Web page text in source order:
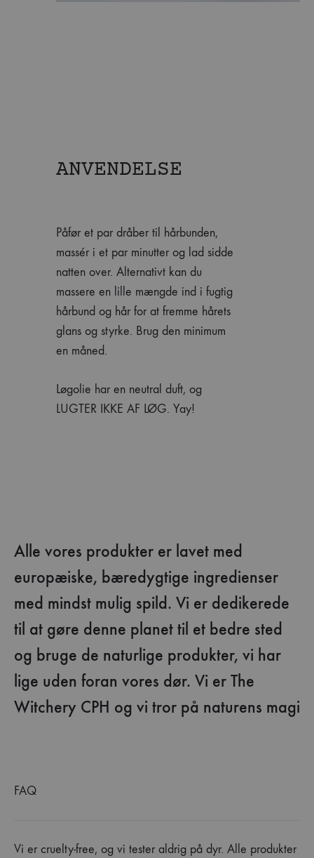
ANVENDELSE
Påfør et par dråber til hårbunden,
massér i et par minutter og lad sidde
natten over. Alternativt kan du
massere en lille mængde ind i fugtig
hårbund og hår for at fremme hårets
glans og styrke. Brug den minimum
en måned.
Løgolie har en neutral duft, og
LUGTER IKKE AF LØG. Yay!
Alle vores produkter er lavet med
europæiske, bæredygtige ingredienser
med mindst mulig spild. Vi er dedikerede
til at gøre denne planet til et bedre sted
og bruge de naturlige produkter, vi har
lige uden foran vores dør. Vi er The
Witchery CPH og vi tror på naturens magi
FAQ
Vi er cruelty-free, og vi tester aldrig på dyr. Alle produkter